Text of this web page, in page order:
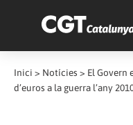
Inici > Notícies > El Govern
d’euros a la guerra l’any